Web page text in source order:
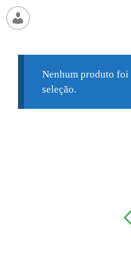
Nenhum produto foi
seleção.